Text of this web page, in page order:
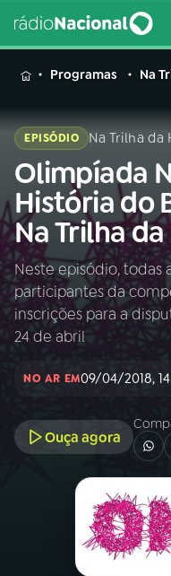
MENU
Buscar
na
Rádio
Nacional
INÍCIO
02A RÁDIO
03PROGRAMAÇÃO
PROGRAMAS
PODCASTS
Programas Na
EPISÓDIO Na Trilha da
Olimpíada
História do
Na Trilha
Neste episódio, todas
participantes da
inscrições para a
24 de abril
NO AR EM09/04/2018,
Ouça agora